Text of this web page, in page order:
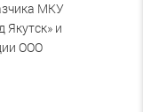
МКУ
Якутск» и
ООО